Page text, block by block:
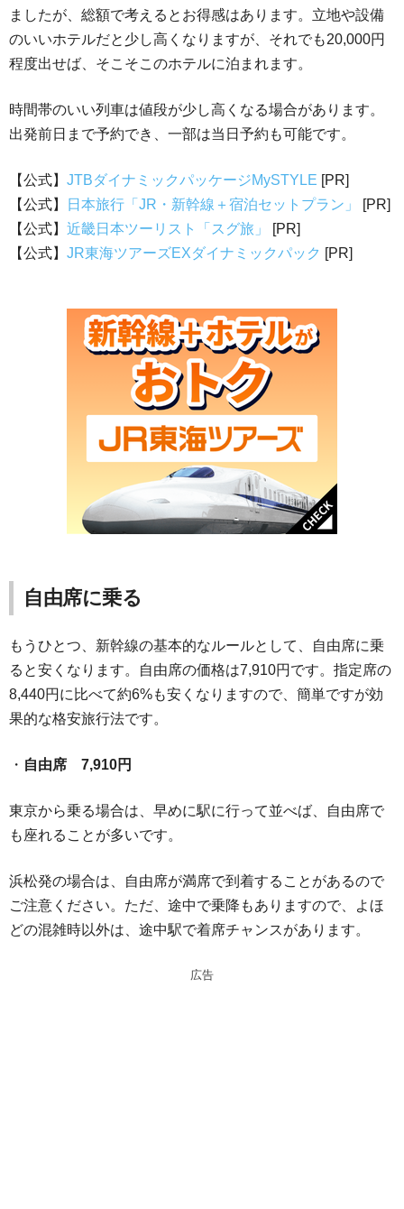
ましたが、総額で考えるとお得感はあります。立地や設備
のいいホテルだと少し高くなりますが、それでも20,000円
程度出せば、そこそこのホテルに泊まれます。
時間帯のいい列車は値段が少し高くなる場合があります。
出発前日まで予約でき、一部は当日予約も可能です。
【公式】 JTBダイナミックパッケージMySTYLE [PR]
【公式】
日本旅行「JR・新幹線＋宿泊セットプラン」
[PR]
【公式】 近畿日本ツーリスト「スグ旅」
[PR]
【公式】 JR東海ツアーズEXダイナミックパック [PR]
自由席に乗る
もうひとつ、新幹線の基本的なルールとして、自由席に乗
ると安くなります。自由席の価格は7,910円です。指定席の
8,440円に比べて約6%も安くなりますので、簡単ですが効
果的な格安旅行法です。
・ 自由席 7,910円
東京から乗る場合は、早めに駅に行って並べば、自由席で
も座れることが多いです。
浜松発の場合は、自由席が満席で到着することがあるので
ご注意ください。ただ、途中で乗降もありますので、よほ
どの混雑時以外は、途中駅で着席チャンスがあります。
広告